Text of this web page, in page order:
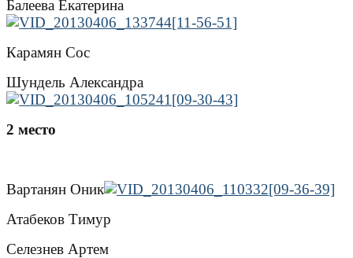
Балеева Екатерина
Карамян Сос
Шундель Александра
2 место
Вартанян Оник
Атабеков Тимур
Селезнев Артем